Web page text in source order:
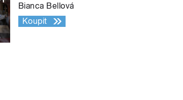
Bianca Bellová
Koupit